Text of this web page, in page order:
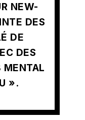
NEW-
DES
DE
DES
MENTAL
».